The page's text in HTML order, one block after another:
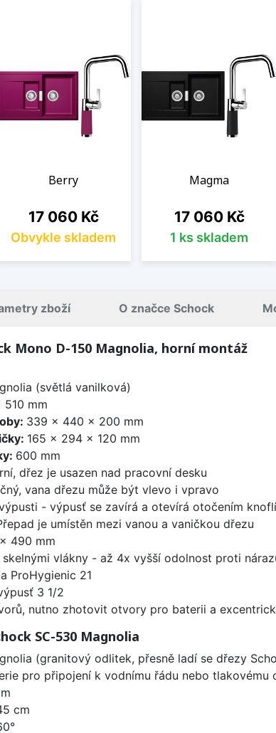
Berry
Cena
17 060 Kč
Obvykle skladem
Magma
Cena
17 060 Kč
1 ks skladem
zboží O značce Schock
Mono D-150 Magnolia, horní montáž
(světlá vanilková)
mm
339 x 440 x 200 mm
165 x 294 x 120 mm
600 mm
dřez je usazen nad pracovní desku
vana dřezu může být vlevo i vpravo
- výpusť se zavírá a otevírá otočením
je umístěn mezi vanou a vaničkou dřezu
490 mm
vlákny - až 4x vyšší odolnost proti
ProHygienic 21
3 1/2
nutno zhotovit otvory pro baterii a
SC-530 Magnolia
(granitový odlitek, přesně ladí se dřezy
pro připojení k vodnímu řádu nebo tlakovému
cm